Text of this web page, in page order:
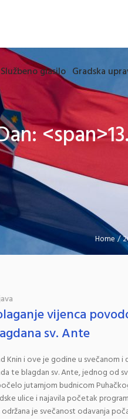
Službeno glasilo Gradska
Home/
vijenca
sv. Ante
Knin i ove je godine u svečanom
te blagdan sv. Ante, jednog od
jutarnjom budnicom
ulice i najavila početak
održana je svečanost odavanja